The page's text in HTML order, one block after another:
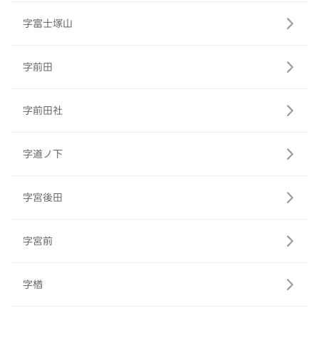
字富士塚山
字前田
字前田社
字道ノ下
字宮後田
字宮前
字楢